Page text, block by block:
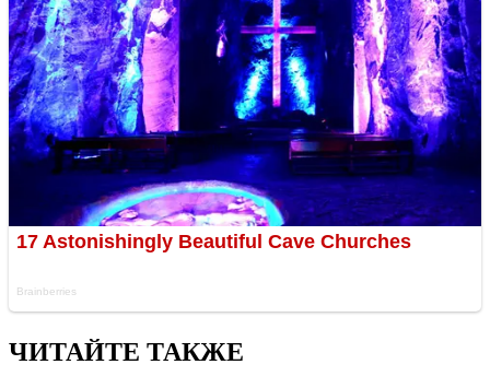
ЧИТАЙТЕ ТАКЖЕ